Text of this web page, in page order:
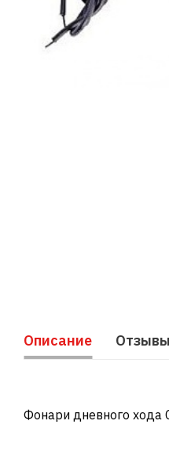
Описание Отзывы
Фонари дневного хода